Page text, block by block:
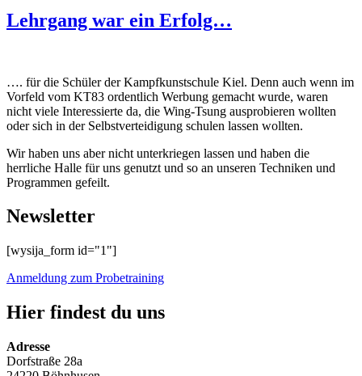
Lehrgang war ein Erfolg…
…. für die Schüler der Kampfkunstschule Kiel. Denn auch wenn im
Vorfeld vom KT83 ordentlich Werbung gemacht wurde, waren
nicht viele Interessierte da, die Wing-Tsung ausprobieren wollten
oder sich in der Selbstverteidigung schulen lassen wollten.
Wir haben uns aber nicht unterkriegen lassen und haben die
herrliche Halle für uns genutzt und so an unseren Techniken und
Programmen gefeilt.
Newsletter
[wysija_form id="1"]
Anmeldung zum Probetraining
Hier findest du uns
Adresse
Dorfstraße 28a